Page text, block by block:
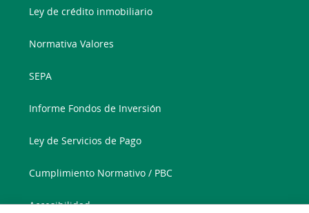
Ley de crédito inmobiliario
Normativa Valores
SEPA
Informe Fondos de Inversión
Ley de Servicios de Pago
Cumplimiento Normativo / PBC
Accesibilidad